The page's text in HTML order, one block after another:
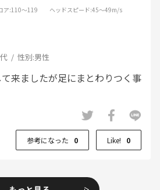
ア:110～119 ヘッドスピード:45～49m/s
性別:男性
来ましたが足にまとわりつく事
参考になった 0 Like! 0